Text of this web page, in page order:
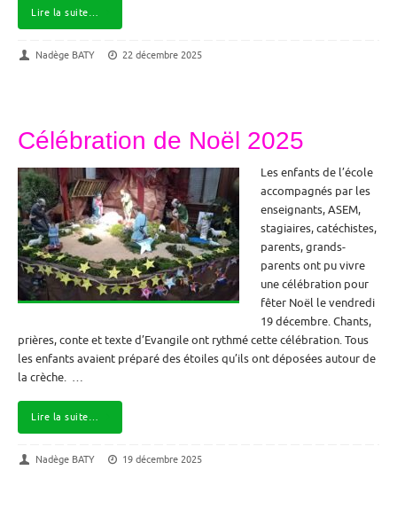
Lire la suite…
Nadège BATY 22 décembre 2025
Célébration de Noël 2025
Les enfants de l’école
accompagnés par les
enseignants, ASEM,
stagiaires, catéchistes,
parents, grands-
parents ont pu vivre
une célébration pour
fêter Noël le vendredi
19 décembre. Chants,
prières, conte et texte d’Evangile ont rythmé cette célébration. Tous
les enfants avaient préparé des étoiles qu’ils ont déposées autour de
la crèche. …
Lire la suite…
Nadège BATY 19 décembre 2025